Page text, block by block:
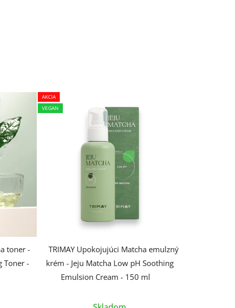
toner -
Toner -
AKCIA
VEGAN
TRIMAY Upokojujúci Matcha emulzný
krém - Jeju Matcha Low pH Soothing
Emulsion Cream - 150 ml